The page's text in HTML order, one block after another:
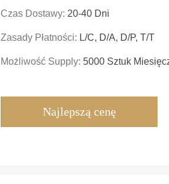
Czas Dostawy: 20-40 Dni
Zasady Płatności: L/C, D/A, D/P, T/T
Możliwość Supply: 5000 Sztuk
Najlepszą cenę